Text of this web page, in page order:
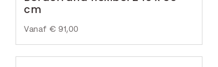
cm
Vanaf € 91,00